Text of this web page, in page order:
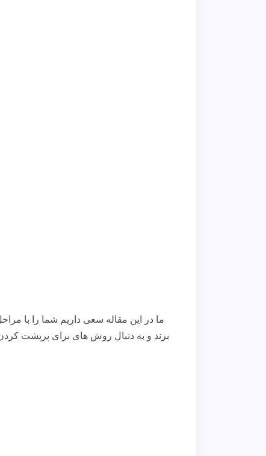
ما در این مقاله سعی داریم شما را با
برند و به دنبال روش های برای پرپشت